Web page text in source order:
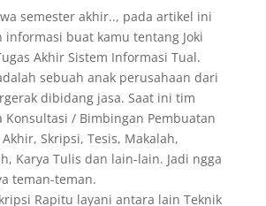
semester akhir.., pada artikel ini
informasi buat kamu tentang Joki
Akhir Sistem Informasi Tual.
sebuah anak perusahaan dari
dibidang jasa. Saat ini tim
Konsultasi / Bimbingan Pembuatan
Skripsi, Tesis, Makalah,
Karya Tulis dan lain-lain. Jadi ngga
teman-teman.
Rapitu layani antara lain Teknik